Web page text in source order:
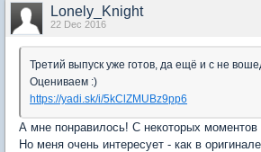
Lonely_Knight
22 Dec 2016
Третий выпуск уже готов, да ещё и с не
Оцениваем :)
https://yadi.sk/i/5kClZMUBz9pp6
А мне понравилось! С некоторых
Но меня очень интересует - как в